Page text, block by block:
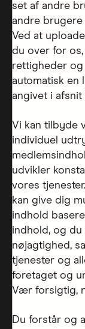
set af andre
andre
Ved at
du over for
rettigheder
automatisk en
angivet i afsnit
Vi kan tilbyde
individuel
udvikler
vores
kan give dig
indhold
indhold, og
nøjagtighed,
tjenester og
foretaget og
Vær forsigtig,
Du forstår og